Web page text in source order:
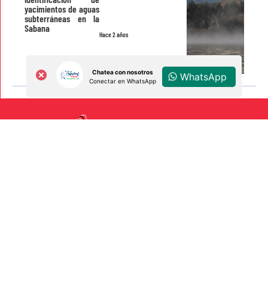
Hace 2 años
yacimientos de aguas
subterráneas en la
Sabana
Chatea con nosotros
Conectar en WhatsApp
WhatsApp